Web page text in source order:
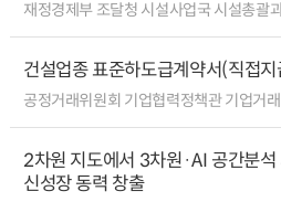
재정경제부 조달청 시설사업국 시설총괄
건설업종 표준하도급계약서(직접
공정거래위원회 기업협력정책관 기업거
2차원 지도에서 3차원·AI 공간분석
신성장 동력 창출